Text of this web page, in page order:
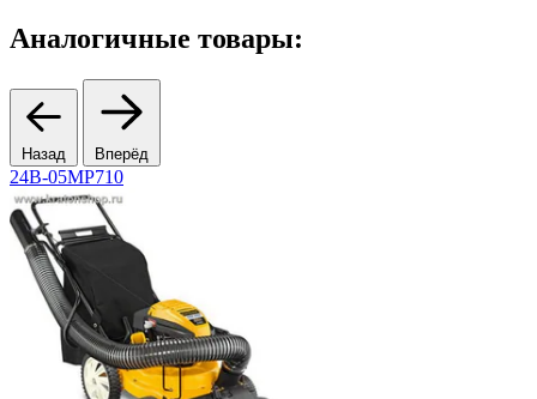
Аналогичные товары:
Назад Вперёд
24B-05MP710